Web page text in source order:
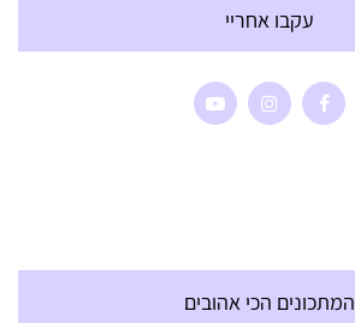
עקבו אחריי
המתכונים הכי אהובים